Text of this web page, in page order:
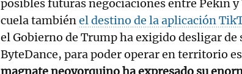
posibles futuras negociaciones entre Pekín
cuela tambiénel destino de la aplicación
el Gobierno de Trump ha exigido desligar
ByteDance, para poder operar en territorio
magnate neoyorquino ha expresado su